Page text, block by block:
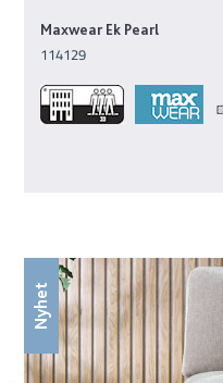
Maxwear Ek Pearl
114129
Nyhet